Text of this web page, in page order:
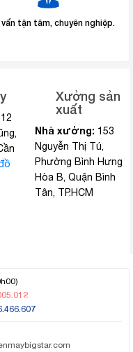
tận tâm, chuyên nghiệp.
12
Xưởng sản
xuất
Nhà xưởng: 153
Nguyễn Thị Tú,
Phường Bình Hưng
Hòa B, Quận Bình
Tân, TP.HCM